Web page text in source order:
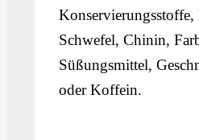
Konservierungsstoffe,
Schwefel, Chinin,
Süßungsmittel,
oder Koffein.